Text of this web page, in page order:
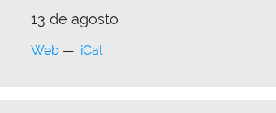
13 de agosto
Web iCal